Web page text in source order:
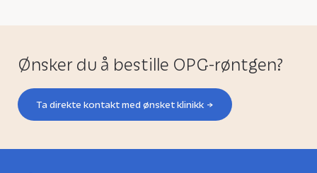
Ønsker du å bestille OPG-røntgen?
Ta direkte kontakt med ønsket klinikk